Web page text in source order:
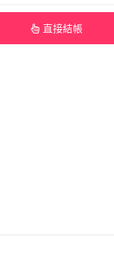
直接結帳